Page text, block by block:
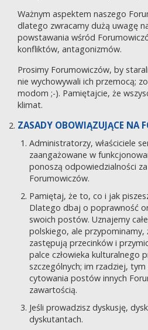
Ważnym aspektem naszego
dlatego zwracamy dużą uwagę
powstawania wśród
konfliktów, antagonizmów.
Prosimy Forumowiczów, by
nie wychowywali ich przemocą;
modom ;-). Pamiętajcie, że
klimat.
ZASADY OBOWIĄZUJĄCE NA
Administratorzy, właściciele
zaangażowane w
ponoszą odpowiedzialności
Forumowiczów.
Pamiętaj, że to, co i jak
Dlatego dbaj o poprawność
swoich postów. Uznajemy
polskiego, ale przypominamy,
zastępują przecinków i
palce człowieka kulturalnego
szczególnych; im rzadziej,
cytowania postów innych
zawartością.
Jeśli prowadzisz dyskusję,
dyskutantach.